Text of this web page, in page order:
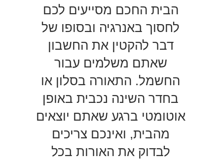
הבית החכם מסייעים לכם
לחסוך באנרגיה ובסופו של
דבר להקטין את החשבון
שאתם משלמים עבור
החשמל. התאורה בסלון או
בחדר השינה נכבית באופן
אוטומטי ברגע שאתם יוצאים
מהבית, ואינכם צריכים
לבדוק את האורות בכל